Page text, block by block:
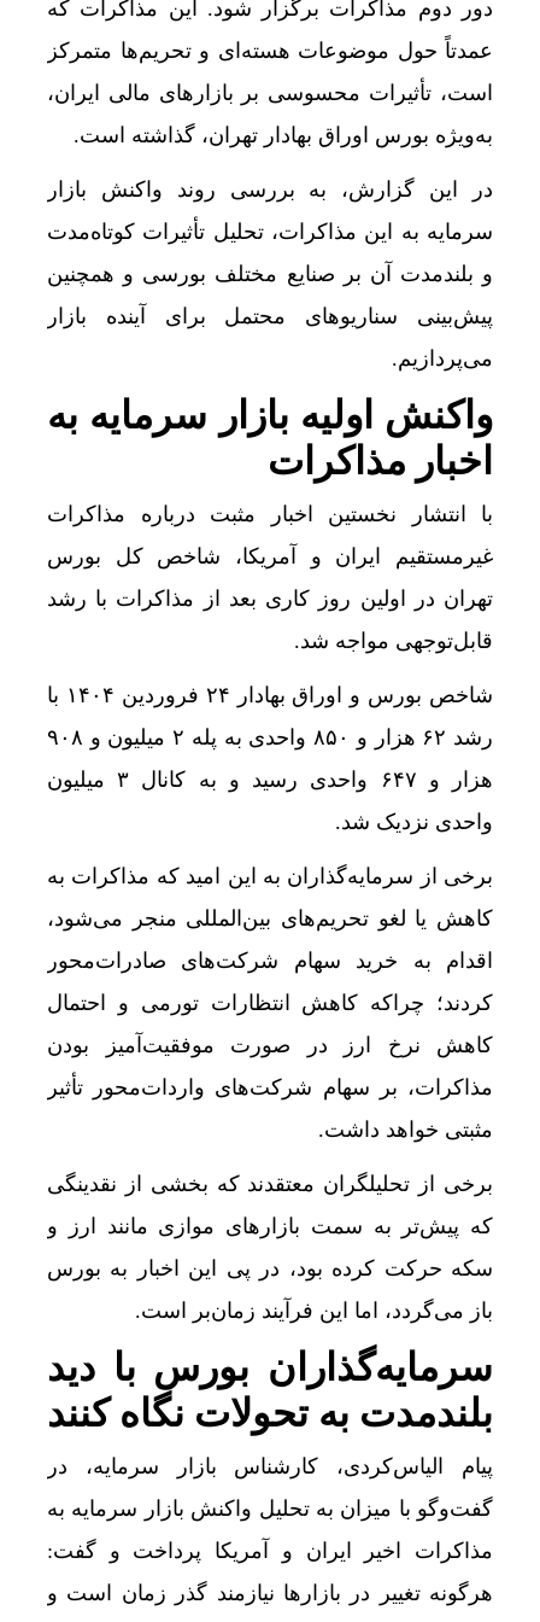
قیمت طلا و سکه امروز پنجشنبه 15مرداد/ تمام قیمت ها بر مدار افزایش + جدول
تأکید بر توسعه همکاری‌های تجاری، معدنی و
ردمی K100 پرو مکس با باتری غول‌پیکر و شارژ بی‌سیم روانه بازار می‌شود
ناشران به انتشار جزئیات هزینه‌کرد مسئولیت
ماجرای اعمال ضریب ۲.۷ برای اینترنت بین‌الملل چیست؟
بازده صندوق‌های املاک در برابر جهش قیمت
رگبار پراکنده در نیمه شمالی استان تهران تا شنبه
پیامدهای تجاوز به ایران؛ زیان حدود ۲۰۰ میلیون یورویی شرکت هواپیمایی مجارستان
تکذیب ادعای نماینده مجلس درباره نحوه ردزنی
هوش مصنوعی، بستر وقوع 55درصد جرایم سایبری آفریقاست
قیمت طلا، دلار و سکه امروز پنجشنبه 15مرداد/ افزایش قیمت ها + جدول
یزد، امسال میزبان دومین همایش بین‌المللی
بهره گیری حداکثری از ظرفیت موافقت‌نامه تجارت
ورود موج تازه گرما به کشور
توقیف 86خودروی لوکس، 187 قطعه زمین و 86 آپارتمان تراستی‌ها
عبور طلا و نقره از سقف چند هفته‌ای
قیمت طلا و سکه امروز پنجشنبه 15مرداد 1405/ افزایش همه قیمت ها + جدول
تحول بزرگ در آیفون ۱۸ پرو/ سه قابلیت رویایی که بالاخره به حقیقت می‌پیوندند
به خانه‌های آسیب دیده جنگ تسهیلات داده میشود+
قیمت طلا و سکه پنجشنبه 15 مرداد
گوگل اسیستنت ماه آینده در اندروید غیرفعال و
افزایش ظرفیت قطارهای اربعین؛ خدمات بهتر
دلار به کف سه‌هفته‌ای رسید/ واکنش طلا و سکه به
مصوبه تسهیلات گمرکی در شرایط اضطرار تمدید
غول‌های ۱ ترابایتی بازار/ معرفی گوشی‌هایی با بالاترین ظرفیت حافظه داخلی در سال ۲۰۲۶
دور دوم مذاکرات برگزار شود. این مذاکرات که
عمدتاً حول موضوعات هسته‌ای و تحریم‌ها متمرکز
است، تأثیرات محسوسی بر بازار‌های مالی ایران،
به‌ویژه بورس اوراق بهادار تهران، گذاشته است.
در این گزارش، به بررسی روند واکنش بازار
سرمایه به این مذاکرات، تحلیل تأثیرات کوتاه‌مدت
و بلندمدت آن بر صنایع مختلف بورسی و همچنین
پیش‌بینی سناریو‌های محتمل برای آینده بازار
می‌پردازیم.
واکنش اولیه بازار سرمایه به
اخبار مذاکرات
با انتشار نخستین اخبار مثبت درباره مذاکرات
غیرمستقیم ایران و آمریکا، شاخص کل بورس
تهران در اولین روز کاری بعد از مذاکرات با رشد
قابل‌توجهی مواجه شد.
شاخص بورس و اوراق بهادار ۲۴ فروردین ۱۴۰۴ با
رشد ۶۲ هزار و ۸۵۰ واحدی به پله ۲ میلیون و ۹۰۸
هزار و ۶۴۷ واحدی رسید و به کانال ۳ میلیون
واحدی نزدیک شد.
برخی از سرمایه‌گذاران به این امید که مذاکرات به
کاهش یا لغو تحریم‌های بین‌المللی منجر می‌شود،
اقدام به خرید سهام شرکت‌های صادرات‌محور
کردند؛ چراکه کاهش انتظارات تورمی و احتمال
کاهش نرخ ارز در صورت موفقیت‌آمیز بودن
مذاکرات، بر سهام شرکت‌های واردات‌محور تأثیر
مثبتی خواهد داشت.
برخی از تحلیلگران معتقدند که بخشی از نقدینگی
که پیش‌تر به سمت بازار‌های موازی مانند ارز و
سکه حرکت کرده بود، در پی این اخبار به بورس
باز می‌گردد، اما این فرآیند زمان‌بر است.
سرمایه‌گذاران بورس با دید
بلندمدت به تحولات نگاه کنند
پیام الیاس‌کردی، کارشناس بازار سرمایه، در
گفت‌و‌گو با میزان به تحلیل واکنش بازار سرمایه به
مذاکرات اخیر ایران و آمریکا پرداخت و گفت:
هرگونه تغییر در بازار‌ها نیازمند گذر زمان است و